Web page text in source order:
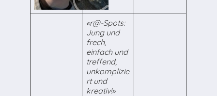
«r@-Spots:
Jung und
frech,
einfach und
treffend,
unkomplizie
rt und
kreativ!»